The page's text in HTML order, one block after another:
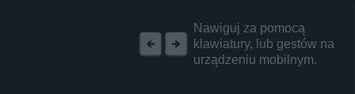
Nawiguj za pomocą
klawiatury, lub gestów na
urządzeniu mobilnym.